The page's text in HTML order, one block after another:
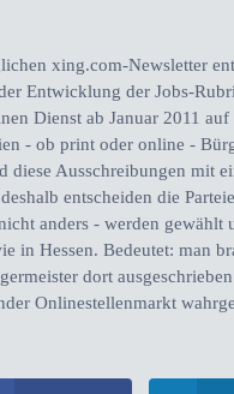
xing.com-Newsletter
Entwicklung der Jobs-
Dienst ab Januar 2011
- ob print oder online -
diese Ausschreibungen mit
entscheiden die
anders - werden
in Hessen. Bedeutet: man
dort
Onlinestellenmarkt